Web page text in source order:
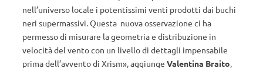
nell’universo locale i potentissimi venti prodotti dai buchi
neri supermassivi. Questa nuova osservazione ci ha
permesso di misurare la geometria e distribuzione in
velocità del vento con un livello di dettagli impensabile
prima dell’avvento di Xrism», aggiunge Valentina Braito,